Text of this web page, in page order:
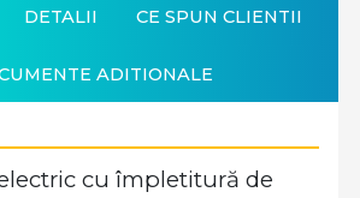
DETALII CE SPUN CLIENTII
ADITIONALE
cu împletitură de